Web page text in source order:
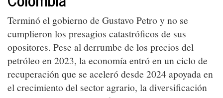
Terminó el gobierno de Gustavo Petro y no se
cumplieron los presagios catastróficos de sus
opositores. Pese al derrumbe de los precios del
petróleo en 2023, la economía entró en un ciclo de
recuperación que se aceleró desde 2024 apoyada en
el crecimiento del sector agrario, la diversificación